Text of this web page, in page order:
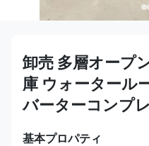
卸売 多層オープ
庫 ウォータール
バーターコンプ
基本プロパティ